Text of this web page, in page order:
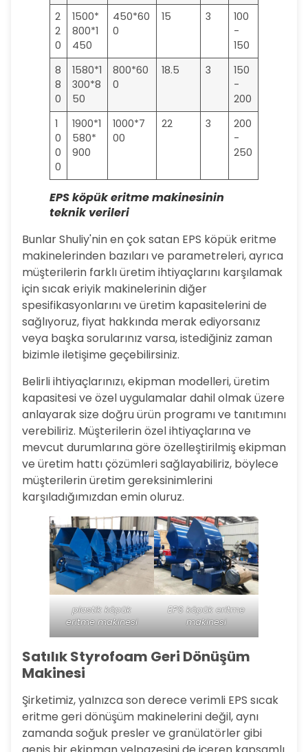
2
2
0
1500*
800*1
450
450*60
0
15 3
100
-
150
8
8
0
1580*1
300*8
50
800*60
0
18.5 3
150
-
200
1
0
0
0
1900*1
580*
900
1000*7
00
22 3
200
-
250
EPS köpük eritme makinesinin
teknik verileri
Bunlar Shuliy'nin en çok satan EPS köpük eritme
makinelerinden bazıları ve parametreleri, ayrıca
müşterilerin farklı üretim ihtiyaçlarını karşılamak
için sıcak eriyik makinelerinin diğer
spesifikasyonlarını ve üretim kapasitelerini de
sağlıyoruz, fiyat hakkında merak ediyorsanız
veya başka sorularınız varsa, istediğiniz zaman
bizimle iletişime geçebilirsiniz.
Belirli ihtiyaçlarınızı, ekipman modelleri, üretim
kapasitesi ve özel uygulamalar dahil olmak üzere
anlayarak size doğru ürün programı ve tanıtımını
verebiliriz. Müşterilerin özel ihtiyaçlarına ve
mevcut durumlarına göre özelleştirilmiş ekipman
ve üretim hattı çözümleri sağlayabiliriz, böylece
müşterilerin üretim gereksinimlerini
karşıladığımızdan emin oluruz.
plastik köpük
eritme makinesi
EPS köpük eritme
makinesi
Satılık Styrofoam Geri Dönüşüm
Makinesi
Şirketimiz, yalnızca son derece verimli EPS sıcak
eritme geri dönüşüm makinelerini değil, aynı
zamanda soğuk presler ve granülatörler gibi